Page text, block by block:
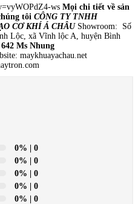
ws Mọi chi tiết về sản
tôi CÔNG TY TNHH
CƠ KHÍ Á CHÂUShowroom: Số
Lộc, xã Vĩnh lộc A, huyện Bình
Ms Nhung
maykhuayachau.net
0% | 0
0% | 0
0% | 0
0% | 0
0% | 0